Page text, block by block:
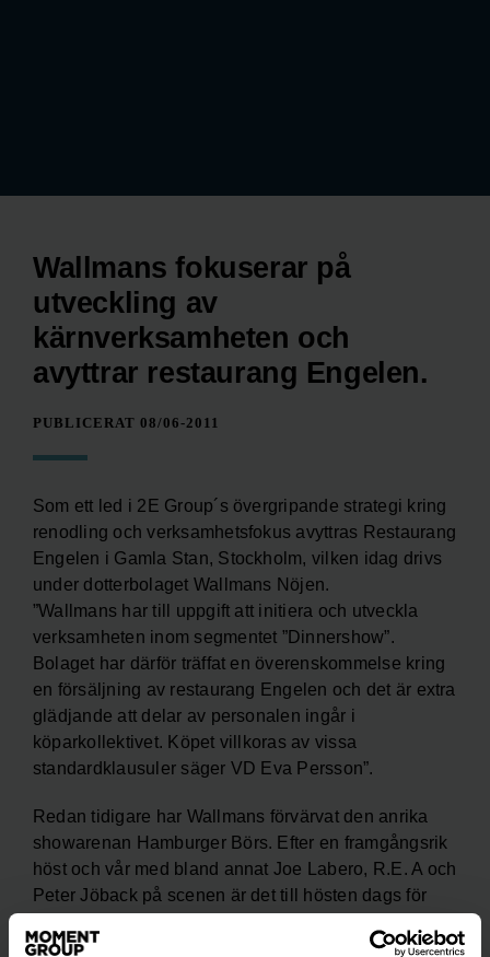
Wallmans fokuserar på
utveckling av
kärnverksamheten och
avyttrar restaurang Engelen.
PUBLICERAT 08/06-2011
Som ett led i 2E Group´s övergripande strategi kring
renodling och verksamhetsfokus avyttras Restaurang
Engelen i Gamla Stan, Stockholm, vilken idag drivs
under dotterbolaget Wallmans Nöjen.
”Wallmans har till uppgift att initiera och utveckla
verksamheten inom segmentet ”Dinnershow”.
Bolaget har därför träffat en överenskommelse kring
en försäljning av restaurang Engelen och det är extra
glädjande att delar av personalen ingår i
köparkollektivet. Köpet villkoras av vissa
standardklausuler säger VD Eva Persson”.
Redan tidigare har Wallmans förvärvat den anrika
showarenan Hamburger Börs. Efter en framgångsrik
höst och vår med bland annat Joe Labero, R.E. A och
Peter Jöback på scenen är det till hösten dags för